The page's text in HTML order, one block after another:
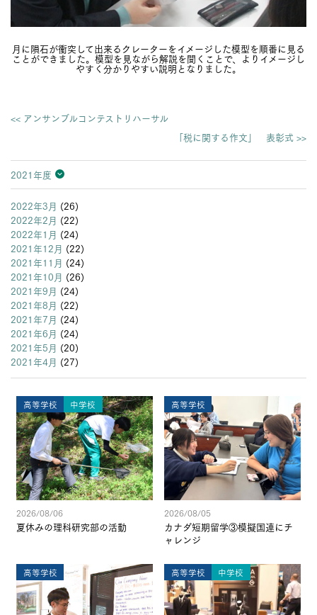
月に隕石が衝突して出来るクレーターをイメージした模型を順番に見る
ことができました。模型を見ながら解説を聞くことで、よりイメージし
やすく分かりやすい説明となりました。
<< アンサンブルコンテストリハーサル
「税に関する作文」 表彰式 >>
2021年度
2026年度
2025年度
2024年度
2023年度
2022年度
2021年度
2020年度
2019年度
2018年度
2017年度
2016年度
2015年度
2014年度
2013年度
2022年3月 (26)
2022年2月 (22)
2022年1月 (24)
2021年12月 (22)
2021年11月 (24)
2021年10月 (26)
2021年9月 (24)
2021年8月 (22)
2021年7月 (24)
2021年6月 (24)
2021年5月 (20)
2021年4月 (27)
高等学校 中学校
2026/08/06
夏休みの理科研究部の活動
高等学校
2026/08/05
カナダ短期留学③模擬国連にチ
ャレンジ
高等学校 高等学校 中学校